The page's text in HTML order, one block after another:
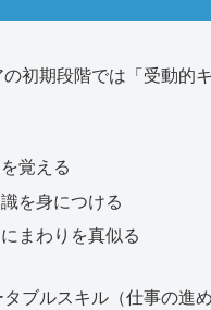
初期段階では「受動的
覚える
を身につける
まわりを真似る
ブルスキル（仕事の進